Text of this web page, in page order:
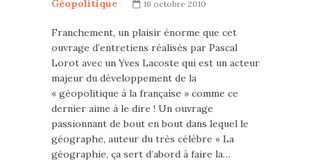
Géopolitique 16 octobre 2010
Franchement, un plaisir énorme que cet
ouvrage d’entretiens réalisés par Pascal
Lorot avec un Yves Lacoste qui est un acteur
majeur du développement de la
« géopolitique à la française » comme ce
dernier aime à le dire ! Un ouvrage
passionnant de bout en bout dans lequel le
géographe, auteur du très célèbre « La
géographie, ça sert d’abord à faire la…